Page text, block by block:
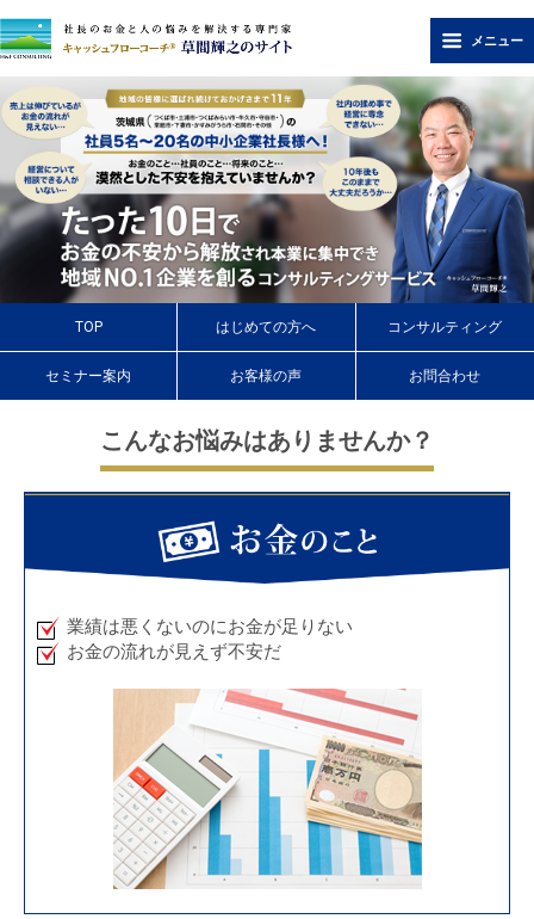
メニュー
TOP はじめての方へ コンサルティング
セミナー案内 お客様の声 お問合わせ
こんなお悩みはありませんか？
業績は悪くないのにお金が足りない
お金の流れが見えず不安だ